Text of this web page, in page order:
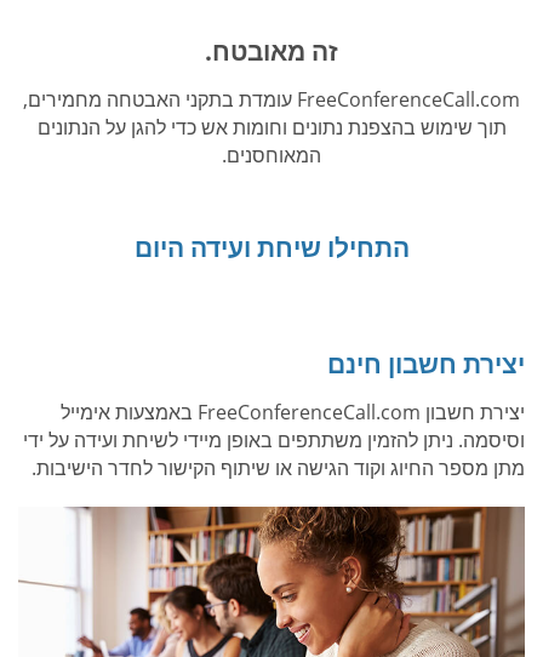
זה מאובטח.
FreeConferenceCall.com עומדת בתקני האבטחה מחמירים,
תוך שימוש בהצפנת נתונים וחומות אש כדי להגן על הנתונים
המאוחסנים.
התחילו שיחת ועידה היום
יצירת חשבון חינם
יצירת חשבון FreeConferenceCall.com באמצעות אימייל
וסיסמה. ניתן להזמין משתתפים באופן מיידי לשיחת ועידה על ידי
מתן מספר החיוג וקוד הגישה או שיתוף הקישור לחדר הישיבות.